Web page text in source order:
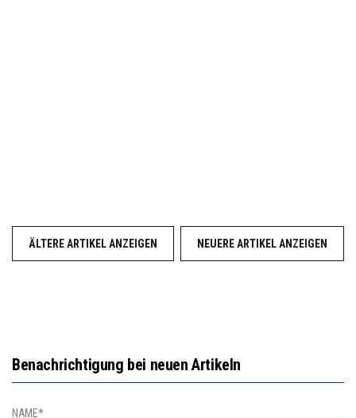
ÄLTERE ARTIKEL ANZEIGEN NEUERE ARTIKEL ANZEIGEN
Benachrichtigung bei neuen Artikeln
NAME*